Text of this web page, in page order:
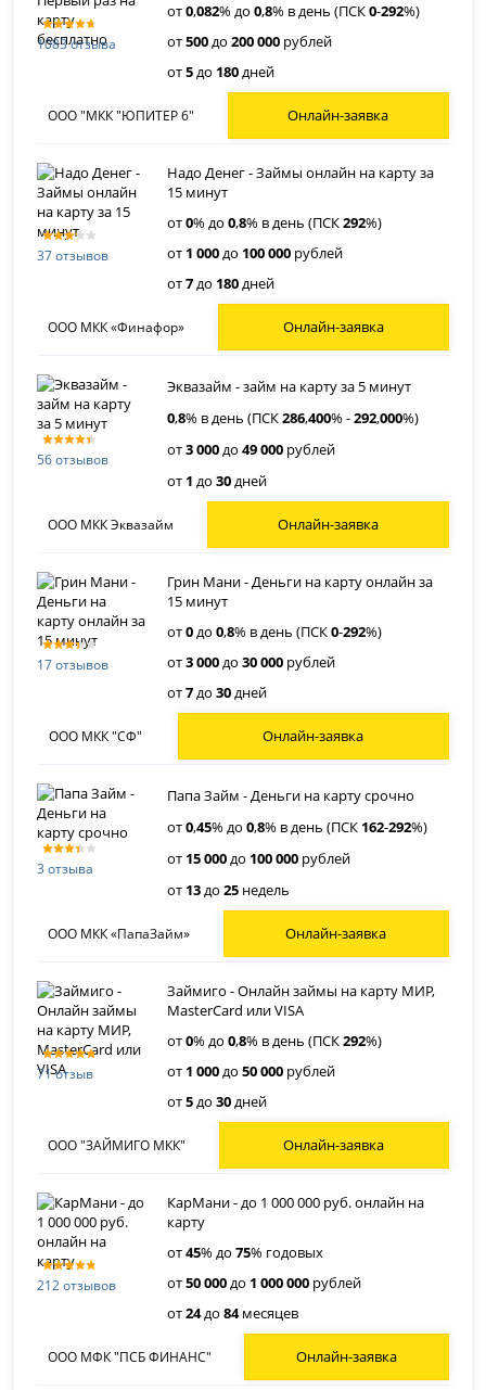
1083 отзыва
от0,082% до0,8% в день (ПСК0-292%)
от500до200 000 рублей
от5до 180дней
ООО "МКК "ЮПИТЕР 6" Онлайн-заявка
37 отзывов
Надо Денег - Займы онлайн на карту за
15 минут
от0% до0,8% в день (ПСК292%)
от 1 000до 100 000 рублей
от7до 180дней
ООО МКК «Финафор» Онлайн-заявка
56 отзывов
Эквазайм - займ на карту за 5 минут
0,8% в день (ПСК286,400% -292,000%)
от3 000до49 000 рублей
от 1 до30дней
ООО МКК Эквазайм Онлайн-заявка
17 отзывов
Грин Мани - Деньги на карту онлайн за
15 минут
от0до0,8% в день (ПСК0-292%)
от3 000до30 000 рублей
от7до30дней
ООО МКК "СФ" Онлайн-заявка
3 отзыва
Папа Займ - Деньги на карту срочно
от0,45% до0,8% в день (ПСК 162-292%)
от 15 000до 100 000 рублей
от 13до25 недель
ООО МКК «ПапаЗайм» Онлайн-заявка
71 отзыв
Займиго - Онлайн займы на карту МИР,
MasterCard или VISA
от0% до0,8% в день (ПСК292%)
от 1 000до50 000 рублей
от5до30дней
ООО "ЗАЙМИГО МКК" Онлайн-заявка
212 отзывов
КарМани - до 1 000 000 руб. онлайн на
карту
от45% до75% годовых
от50 000до 1 000 000 рублей
от24до84месяцев
ООО МФК "ПСБ ФИНАНС" Онлайн-заявка